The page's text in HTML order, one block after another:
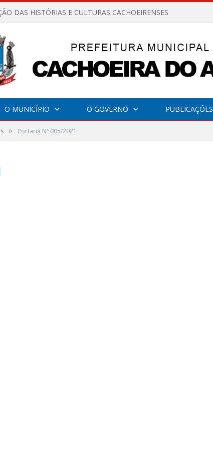
DAS HISTÓRIAS E CULTURAS CACHOEIRENSES
O MUNICÍPIO O GOVERNO PUBLICAÇÕES
» Portaria Nº 005/2021